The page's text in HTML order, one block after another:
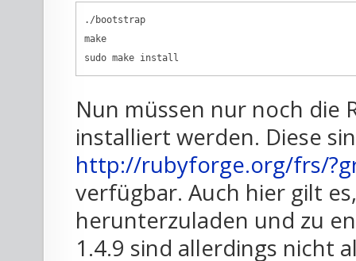
./bootstrap
make
sudo make install
Nun müssen nur noch die
installiert werden. Diese
http://rubyforge.org/frs/
verfügbar. Auch hier gilt
herunterzuladen und zu
1.4.9 sind allerdings nicht